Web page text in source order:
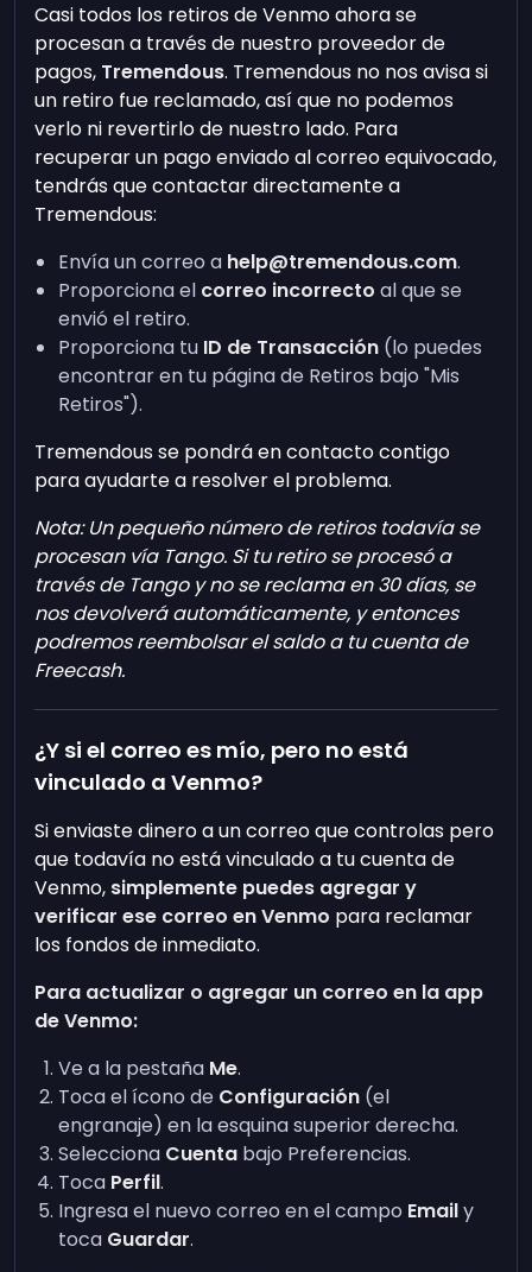
Casi todos los retiros de Venmo ahora se
procesan a través de nuestro proveedor de
pagos, Tremendous. Tremendous no nos avisa si
un retiro fue reclamado, así que no podemos
verlo ni revertirlo de nuestro lado. Para
recuperar un pago enviado al correo equivocado,
tendrás que contactar directamente a
Tremendous:
Envía un correo a help@tremendous.com.
Proporciona el correo incorrecto al que se
envió el retiro.
Proporciona tu ID de Transacción (lo puedes
encontrar en tu página de Retiros bajo "Mis
Retiros").
Tremendous se pondrá en contacto contigo
para ayudarte a resolver el problema.
Nota: Un pequeño número de retiros todavía se
procesan vía Tango. Si tu retiro se procesó a
través de Tango y no se reclama en 30 días, se
nos devolverá automáticamente, y entonces
podremos reembolsar el saldo a tu cuenta de
Freecash.
¿Y si el correo es mío, pero no está
vinculado a Venmo?
Si enviaste dinero a un correo que controlas pero
que todavía no está vinculado a tu cuenta de
Venmo, simplemente puedes agregar y
verificar ese correo en Venmo para reclamar
los fondos de inmediato.
Para actualizar o agregar un correo en la app
de Venmo:
Ve a la pestaña Me.
Toca el ícono de Configuración (el
engranaje) en la esquina superior derecha.
Selecciona Cuenta bajo Preferencias.
Toca Perfil.
Ingresa el nuevo correo en el campo Emaily
toca Guardar.